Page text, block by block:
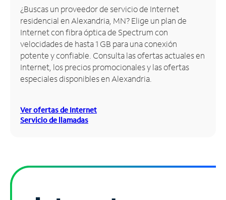
Inglés
Administrar
cuenta
Encuentra
una
tienda
¿Buscas un proveedor de servicio de Internet
residencial en Alexandria, MN? Elige un plan de
Internet con fibra óptica de Spectrum con
velocidades de hasta 1 GB para una conexión
potente y confiable. Consulta las ofertas actuales en
Internet, los precios promocionales y las ofertas
especiales disponibles en Alexandria.
Ver ofertas de Internet
Servicio de llamadas